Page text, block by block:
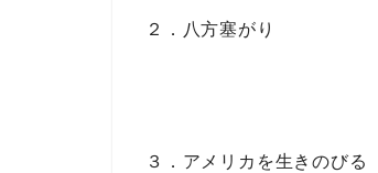
２．八方塞がり
３．アメリカを生きのびる